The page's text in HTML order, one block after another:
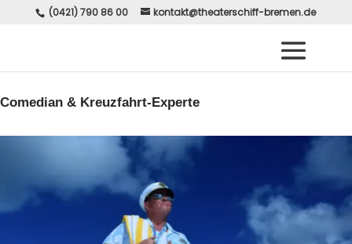
(0421) 790 86 00 kontakt@theaterschiff-bremen.de
Comedian & Kreuzfahrt-Experte